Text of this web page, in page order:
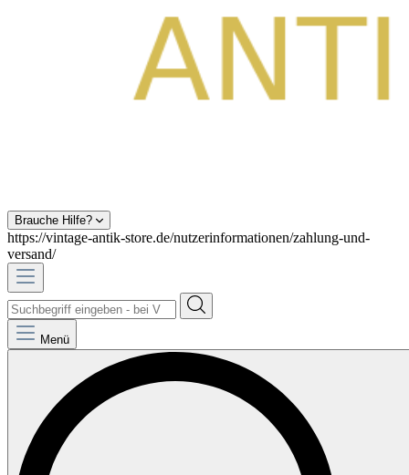
Brauche Hilfe?
https://vintage-antik-store.de/nutzerinformationen/zahlung-und-
versand/
Menü